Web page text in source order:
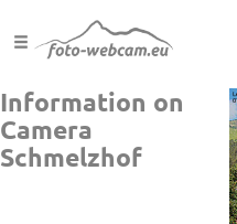
Information on
Camera
Schmelzhof